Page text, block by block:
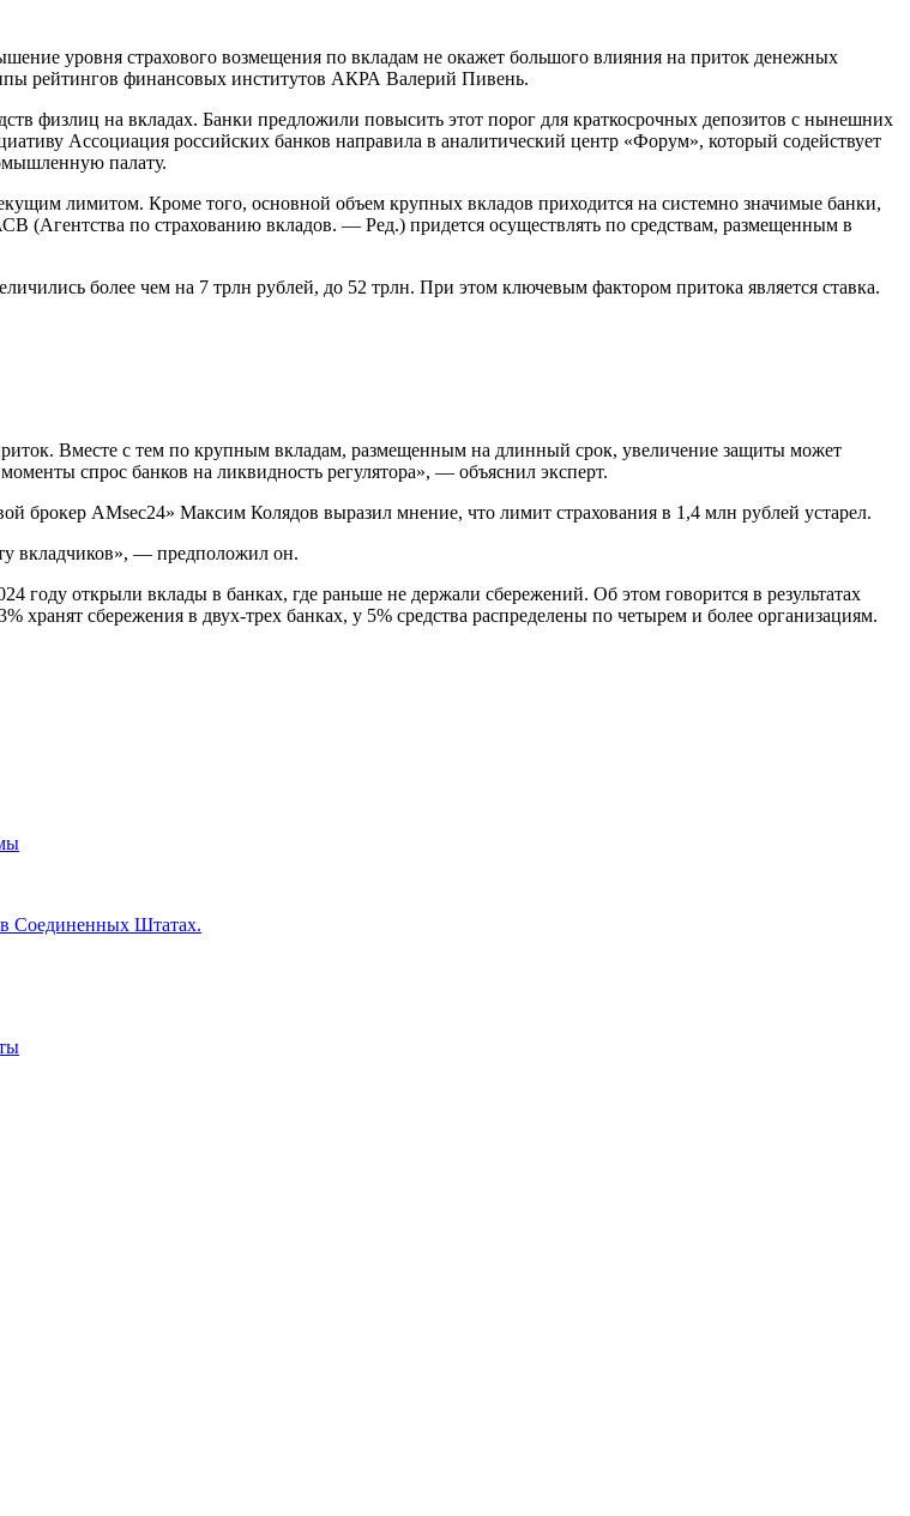
уровня страхового возмещения по вкладам не окажет большого влияния на приток денежных
рейтингов финансовых институтов АКРА Валерий Пивень.
физлиц на вкладах. Банки предложили повысить этот порог для краткосрочных депозитов с нынешних
Ассоциация российских банков направила в аналитический центр «Форум», который содействует
палату.
лимитом. Кроме того, основной объем крупных вкладов приходится на системно значимые банки,
(Агентства по страхованию вкладов. — Ред.) придется осуществлять по средствам, размещенным в
более чем на 7 трлн рублей, до 52 трлн. При этом ключевым фактором притока является ставка.
Вместе с тем по крупным вкладам, размещенным на длинный срок, увеличение защиты может
спрос банков на ликвидность регулятора», — объяснил эксперт.
брокер AMsec24» Максим Колядов выразил мнение, что лимит страхования в 1,4 млн рублей устарел.
вкладчиков», — предположил он.
году открыли вклады в банках, где раньше не держали сбережений. Об этом говорится в результатах
сбережения в двух-трех банках, у 5% средства распределены по четырем и более организациям.
в Соединенных Штатах.